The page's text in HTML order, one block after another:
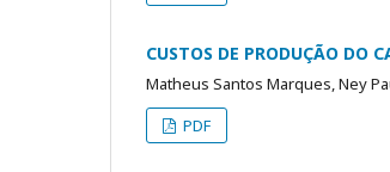
CUSTOS DE PRODUÇÃO DO
Matheus Santos Marques, Ney
PDF